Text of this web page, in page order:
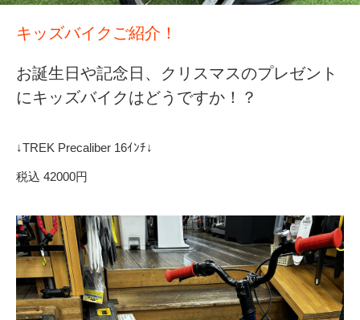
キッズバイクご紹介！
お誕生日や記念日、クリスマスのプレゼント
にキッズバイクはどうですか！？
↓TREK Precaliber 16ｲﾝﾁ↓
税込 42000円